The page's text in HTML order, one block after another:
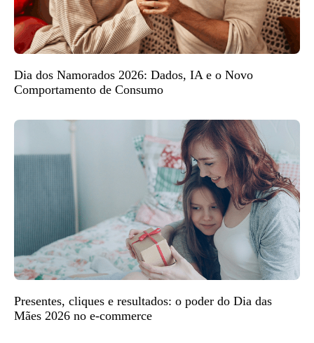
Dia dos Namorados 2026: Dados, IA e o Novo
Comportamento de Consumo
Presentes, cliques e resultados: o poder do Dia das
Mães 2026 no e-commerce